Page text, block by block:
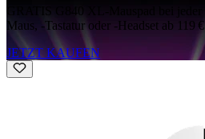
Maus, -Tastatur oder -Headset ab 119 €
JETZT KAUFEN